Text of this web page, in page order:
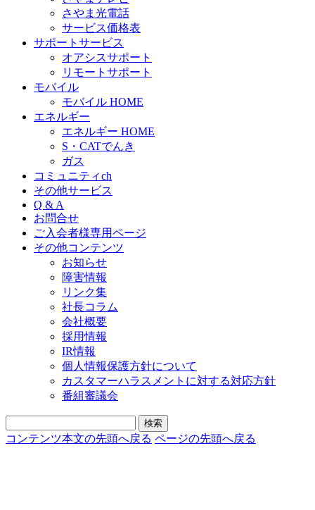
さやま光電話
サービス価格表
サポートサービス
オアシスサポート
リモートサポート
モバイル
モバイル HOME
エネルギー
エネルギー HOME
S・CATでんき
ガス
コミュニティch
その他サービス
Q & A
お問合せ
ご入会者様専用ページ
その他コンテンツ
お知らせ
障害情報
リンク集
社長コラム
会社概要
採用情報
IR情報
個人情報保護方針について
カスタマーハラスメントに対する対応方針
番組審議会
コンテンツ本文の先頭へ戻る ページの先頭へ戻る